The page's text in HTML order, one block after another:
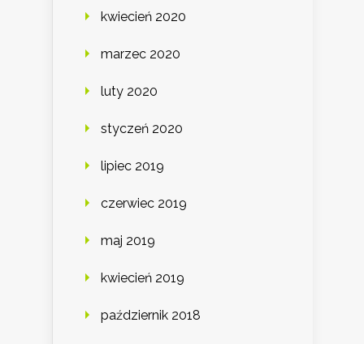
kwiecień 2020
marzec 2020
luty 2020
styczeń 2020
lipiec 2019
czerwiec 2019
maj 2019
kwiecień 2019
październik 2018